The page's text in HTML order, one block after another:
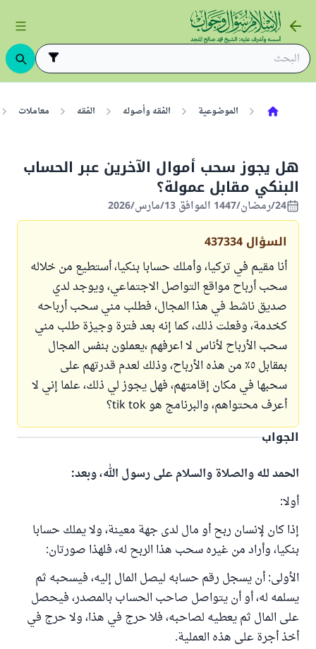
الموضوعية الفقه وأصوله الفقه معاملات
هل يجوز سحب أموال الآخرين عبر الحساب
البنكي مقابل عمولة؟
24/رمضان/1447 الموافق 13/مارس/2026
السؤال 437334
أنا مقيم في تركيا، وأملك حسابا بنكيا، أستطيع من خلاله
سحب أرباح مواقع التواصل الاجتماعي، ويوجد لدي
صديق ناشط في هذا المجال، فطلب مني سحب أرباحه
كخدمة، وفعلت ذلك، كما إنه بعد فترة وجيزة طلب مني
سحب الأرباح لأناس لا اعرفهم ،يعملون بنفس المجال
بمقابل ٥٪ من هذه الأرباح، وذلك لعدم قدرتهم على
سحبها في مكان إقامتهم، فهل يجوز لي ذلك، علما إني لا
أعرف محتواهم، والبرنامج هو tik tok؟
الجواب
الحمد لله والصلاة والسلام على رسول الله، وبعد:
أولا:
إذا كان لإنسان ربح أو مال لدى جهة معينة، ولا يملك حسابا
بنكيا، وأراد من غيره سحب هذا الربح له، فلهذا صورتان:
الأولى: أن يسجل رقم حسابه ليصل المال إليه، فيسحبه ثم
يسلمه له، أو أن يتواصل صاحب الحساب بالمصدر، فيحصل
على المال ثم يعطيه لصاحبه، فلا حرج في هذا، ولا حرج في
أخذ أجرة على هذه العملية.